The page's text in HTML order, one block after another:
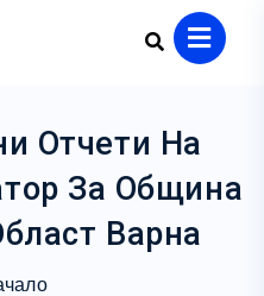
Отчети На
За Община
Варна